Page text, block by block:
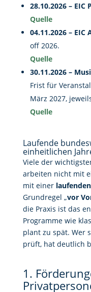
28.10.2026 –
Quelle
04.11.2026 – EIC
off 2026.
Quelle
30.11.2026 –
Frist für
März 2027,
Quelle
Laufende
einheitlichen
Viele der
arbeiten nicht mit
mit einer
Grundregel „vor
die Praxis ist das
Programme wie
plant zu spät. Wer
prüft, hat deutlich
1.